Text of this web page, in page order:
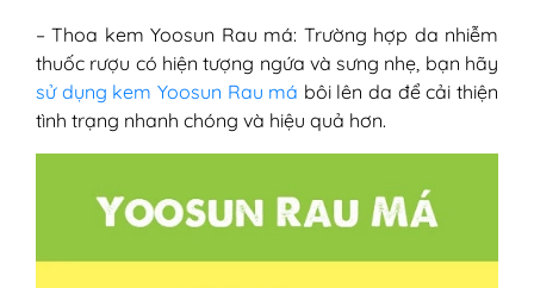
– Thoa kem Yoosun Rau má: Trường hợp da nhiễm
thuốc rượu có hiện tượng ngứa và sưng nhẹ, bạn hãy
sử dụng kem Yoosun Rau má bôi lên da để cải thiện
tình trạng nhanh chóng và hiệu quả hơn.